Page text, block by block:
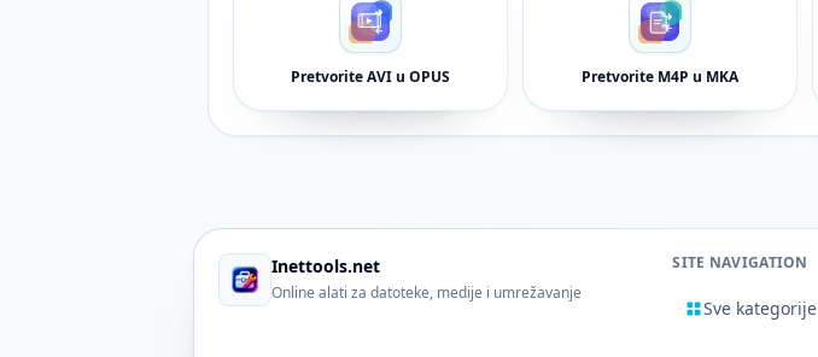
Pretvorite AVI u OPUS Pretvorite M4P u MKA
Inettools.net
Online alati za datoteke, medije i umrežavanje
SITE NAVIGATION
Sve kategorije